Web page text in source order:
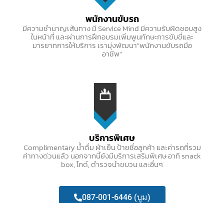
พนักงานขับรถ​
มีความชำนาญเส้นทาง มี Service Mind มีความรับผิดชอบสูง
ในหน้าที่ และผ่านการฝึกอบรมเพิ่มพูนทักษะการขับขี่และ
มารยาทการให้บริการ เรามุ่งพัฒนา"พนักงานขับรถมือ
อาชีพ"
บริการพิเศษ​
Complimentary น้ำดื่ม ผ้าเย็น ป้ายชื่อลูกค้า และค่ารถที่รวม
ค่าทางด่วนแล้ว นอกจากนี้ยังมีบริการเสริมพิเศษ อาทิ snack
box, ไกด์, ตำรวจนำขบวน และอื่นๆ
087-001-6446 (บูม)